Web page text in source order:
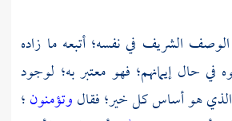
الوصف الشريف في نفسه؛ أتبعه ما زاده
في حال إيمانهم؛ فهو معتبر به؛ لوجود
الذي هو أساس كل خير؛ فقالوتؤمنون؛